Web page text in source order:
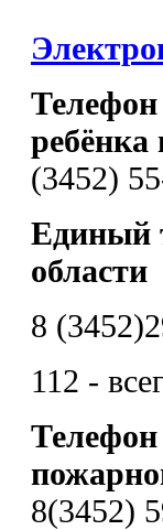
(3452)
Единый
области
8
112 -
Телефон
8(3452)